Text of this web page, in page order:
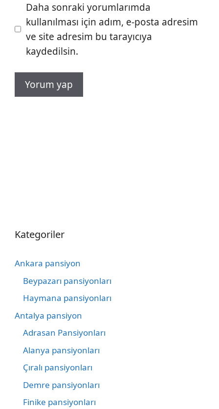
Daha sonraki yorumlarımda
kullanılması için adım, e-posta adresim
ve site adresim bu tarayıcıya
kaydedilsin.
Kategoriler
Ankara pansiyon
Beypazarı pansiyonları
Haymana pansiyonları
Antalya pansiyon
Adrasan Pansiyonları
Alanya pansiyonları
Çıralı pansiyonları
Demre pansiyonları
Finike pansiyonları